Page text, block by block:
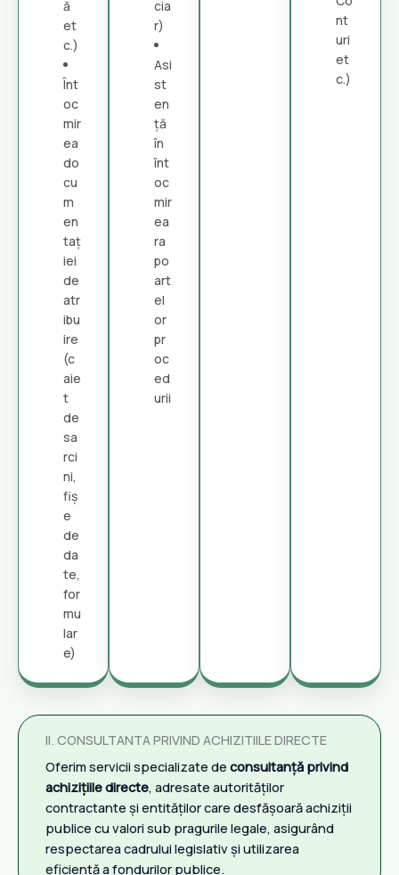
ă
et
c.)
Înt
oc
mir
ea
do
cu
m
en
taț
iei
de
atr
ibu
ire
(c
aie
t
de
sa
rci
ni,
fiș
e
de
da
te,
for
mu
lar
e)
cia
r)
Asi
st
en
ță
în
înt
oc
mir
ea
ra
po
art
el
or
pr
oc
ed
urii
nt
uri
et
c.)
II. CONSULTANTA PRIVIND ACHIZITIILE DIRECTE
Oferim servicii specializate de consultanță privind
achizițiile directe, adresate autorităților
contractante și entităților care desfășoară achiziții
publice cu valori sub pragurile legale, asigurând
respectarea cadrului legislativ și utilizarea
eficientă a fondurilor publice.